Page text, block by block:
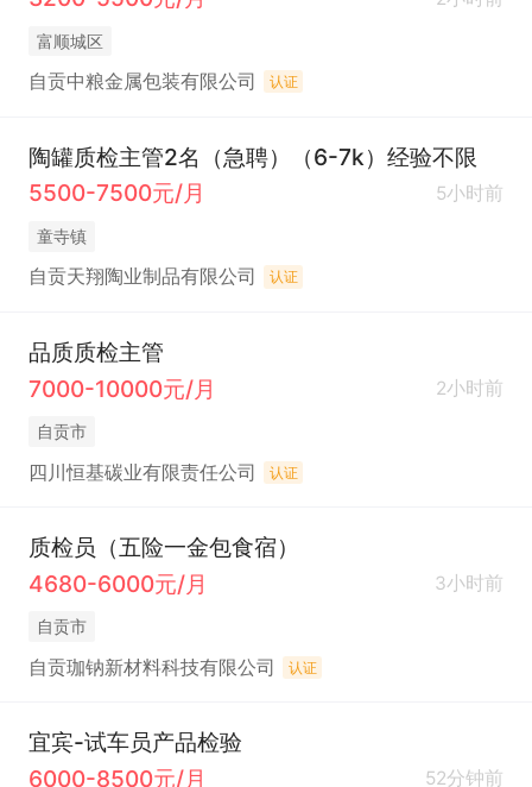
富顺城区
自贡中粮金属包装有限公司 认证
陶罐质检主管2名（急聘）（6-7k）经验不限
5500-7500元/月
5小时前
童寺镇
自贡天翔陶业制品有限公司 认证
品质质检主管
7000-10000元/月
2小时前
自贡市
四川恒基碳业有限责任公司 认证
质检员（五险一金包食宿）
4680-6000元/月
3小时前
自贡市
自贡珈钠新材料科技有限公司 认证
宜宾-试车员产品检验
6000-8500元/月
52分钟前